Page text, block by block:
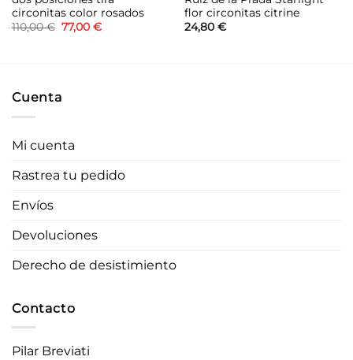
circonitas color rosados
110,00€ El
precio
77,00 €El
flor circonitas citrine
24,80 €
Cuenta
Mi cuenta
Rastrea tu pedido
Envíos
Devoluciones
Derecho de desistimiento
Contacto
Pilar Breviati